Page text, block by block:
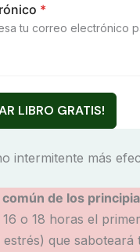
*
tu correo electrónico
LIBRO GRATIS!
intermitente más
de los
o 18 horas el
que